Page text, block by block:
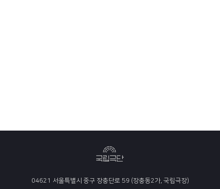
04621 서울특별시 중구 장충단로 59 (장충동2가, 국립극장)